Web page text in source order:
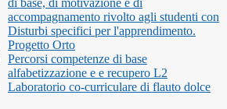
di base, di motivazione e di
accompagnamento rivolto agli studenti con
Disturbi specifici per l'apprendimento.
Progetto Orto
Percorsi competenze di base
alfabetizzazione e e recupero L2
Laboratorio co-curriculare di flauto dolce